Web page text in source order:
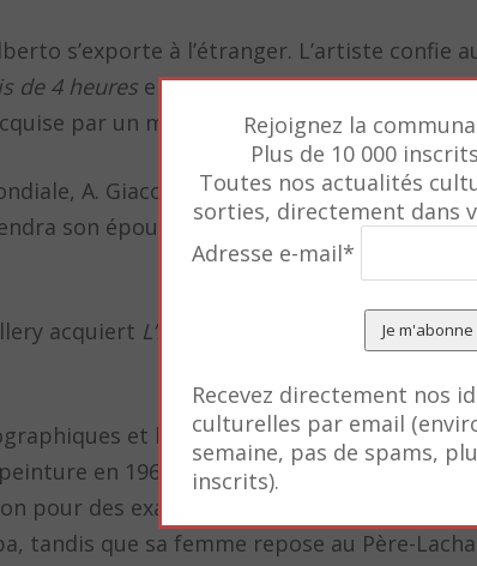
s’exporte à l’étranger. L’artiste confie
de 4 heures entre dans les collections du
par un musée.
A. Giacometti se réfugie auprès de
son épouse, Annette Arm. Tous deux
acquiert L’homme qui pointe
.
et les prix se succèdent (Grand
en 1964, Grand prix national des Arts
pour des examens de contrôle, Alberto
tandis que sa femme repose au Père-
Rejoignez la
Plus de 10 000
Toutes nos actualités
sorties, directement dans
Adresse e-mail*
Recevez directement nos
culturelles par email
semaine, pas de spams,
inscrits).